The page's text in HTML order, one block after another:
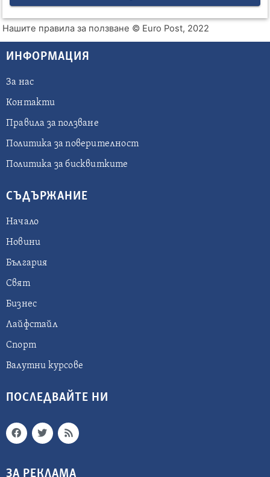
Нашите правила за ползване © Euro Post, 2022
ИНФОРМАЦИЯ
За нас
Контакти
Правила за ползване
Политика за поверителност
Политика за бисквитките
СЪДЪРЖАНИЕ
Начало
Новини
България
Свят
Бизнес
Лайфстайл
Спорт
Валутни курсове
ПОСЛЕДВАЙТЕ НИ
ЗА РЕКЛАМА